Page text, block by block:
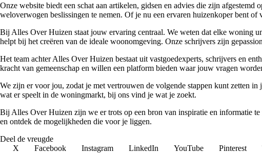
Onze website biedt een schat aan artikelen, gidsen en advies die zijn
weloverwogen beslissingen te nemen. Of je nu een ervaren huizenkoper bent
Bij Alles Over Huizen staat jouw ervaring centraal. We weten dat elke woning
helpt bij het creëren van de ideale woonomgeving. Onze schrijvers zijn
Het team achter Alles Over Huizen bestaat uit vastgoedexperts, schrijvers en
kracht van gemeenschap en willen een platform bieden waar jouw vragen
We zijn er voor jou, zodat je met vertrouwen de volgende stappen kunt zetten
wat er speelt in de woningmarkt, bij ons vind je wat je zoekt.
Bij Alles Over Huizen zijn we er trots op een bron van inspiratie en informatie
en ontdek de mogelijkheden die voor je liggen.
Deel de vreugde
X
Facebook Instagram LinkedIn YouTube Pinterest